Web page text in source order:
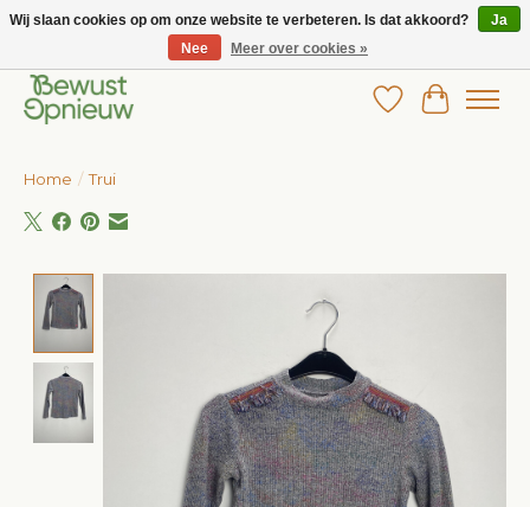
Wij bieden het grootste aanbod in betaalbare kinderkleding!
Verlanglijst
Home / Trui
Wij slaan cookies op om onze website te verbeteren. Is dat akkoord?
Ja
Nee
Meer over cookies »